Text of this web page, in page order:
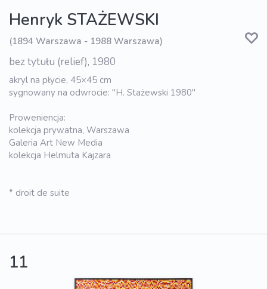
Henryk STAŻEWSKI
(1894 Warszawa - 1988 Warszawa)
bez tytułu (relief), 1980
akryl na płycie, 45×45 cm
sygnowany na odwrocie: "H. Stażewski 1980"
Proweniencja:
kolekcja prywatna, Warszawa
Galeria Art New Media
kolekcja Helmuta Kajzara
* droit de suite
11